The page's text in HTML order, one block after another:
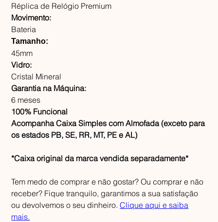
Réplica de Relógio Premium
Movimento:
Bateria
Tamanho:
45mm
Vidro:
Cristal Mineral
Garantia na Máquina:
6 meses
100% Funcional
Acompanha Caixa Simples com Almofada (exceto para
os estados PB, SE, RR, MT, PE e AL)
*Caixa original da marca vendida separadamente*
Tem medo de comprar e não gostar? Ou comprar e não
receber? Fique tranquilo, garantimos a sua satisfação
ou devolvemos o seu dinheiro.Clique aqui e saiba
mais.